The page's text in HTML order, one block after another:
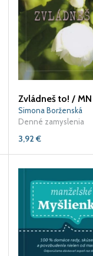
Zvládneš to! / MN
Simona Borženská
Denné zamyslenia
3,92 €